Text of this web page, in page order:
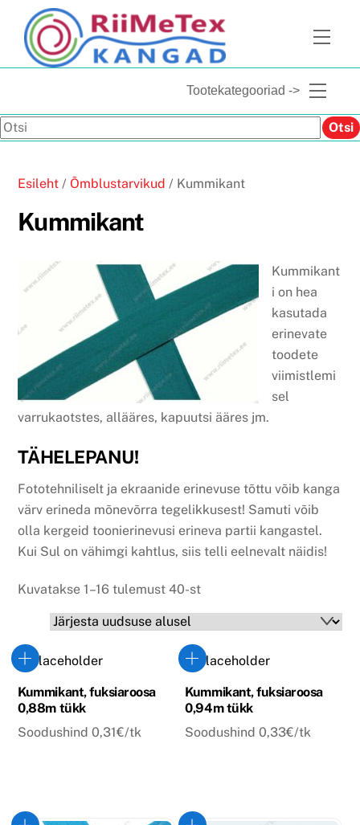
content
Tootekategooriad -> Menu
Otsi Otsi
Esileht /Õmblustarvikud / Kummikant
Kummikant
Kummikant
i on hea
kasutada
erinevate
toodete
viimistlemi
sel
varrukaotstes, allääres, kapuutsi ääres jm.
TÄHELEPANU!
Fototehniliselt ja ekraanide erinevuse tõttu võib kanga
värv erineda mõnevõrra tegelikkusest! Samuti võib
olla kergeid toonierinevusi erineva partii kangastel.
Kui Sul on vähimgi kahtlus, siis telli eelnevalt näidis!
Kuvatakse 1–16 tulemust 40-stSorditud
järgi
Kummikant, fuksiaroosa
0,88m tükk
Soodushind 0,31€/tk
Kummikant, fuksiaroosa
0,94m tükk
Soodushind 0,33€/tk